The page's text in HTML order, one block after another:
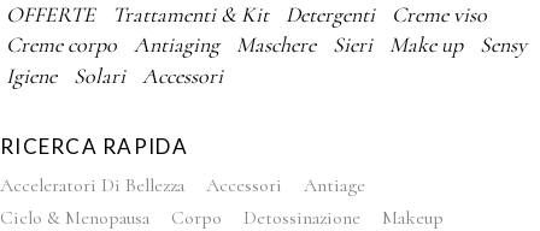
OFFERTE Trattamenti & Kit Detergenti
Creme viso
Creme corpo
Antiaging Maschere Sieri Make up
Sensy
Igiene
Solari Accessori
RICERCA RAPIDA
Acceleratori Di Bellezza Accessori
Antiage
Ciclo & Menopausa
Corpo Detossinazione
Makeup